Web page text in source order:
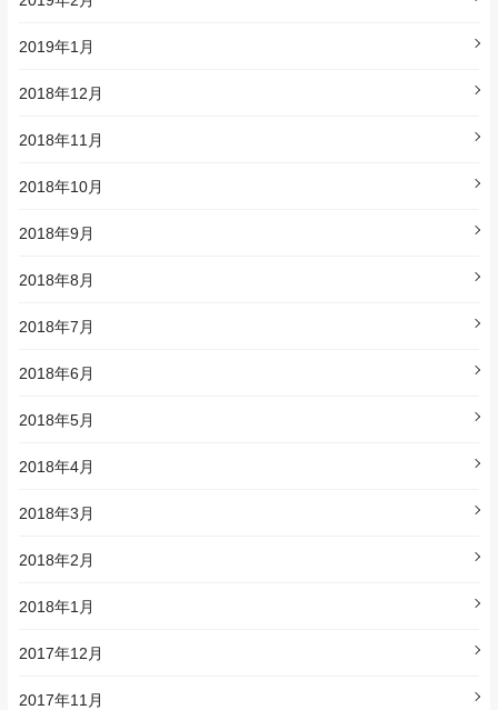
2019年1月
2018年12月
2018年11月
2018年10月
2018年9月
2018年8月
2018年7月
2018年6月
2018年5月
2018年4月
2018年3月
2018年2月
2018年1月
2017年12月
2017年11月